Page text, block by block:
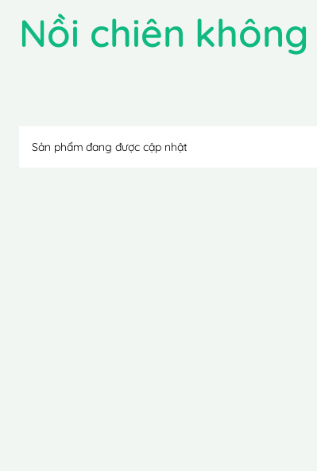
Nồi chiên
Sản phẩm đang được cập nhật